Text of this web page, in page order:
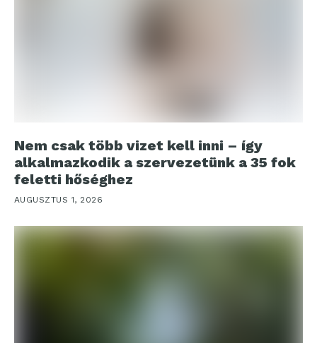
Nem csak több vizet kell inni – így
alkalmazkodik a szervezetünk a 35 fok
feletti hőséghez
AUGUSZTUS 1, 2026